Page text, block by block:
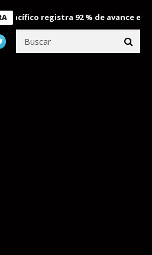
registra 92 % de avance en